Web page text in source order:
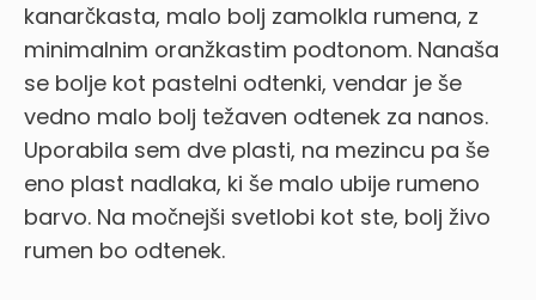
kanarčkasta, malo bolj zamolkla rumena, z
minimalnim oranžkastim podtonom. Nanaša
se bolje kot pastelni odtenki, vendar je še
vedno malo bolj težaven odtenek za nanos.
Uporabila sem dve plasti, na mezincu pa še
eno plast nadlaka, ki še malo ubije rumeno
barvo. Na močnejši svetlobi kot ste, bolj živo
rumen bo odtenek.